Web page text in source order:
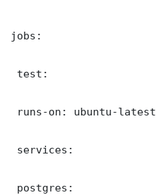
jobs:
test:
runs-on: ubuntu-latest
services:
postgres: